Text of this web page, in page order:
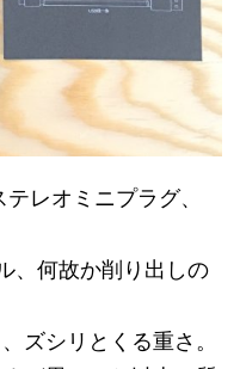
レオミニプラグ、
、何故か削り出しの
ズシリとくる重さ。